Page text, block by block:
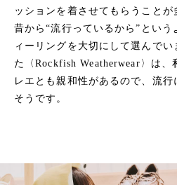
ッションを着させてもらうことが
昔から“流行っているから”という
ィーリングを大切にして選んで
た〈Rockfish Weatherwear〉は
レエとも親和性があるので、流
そうです。